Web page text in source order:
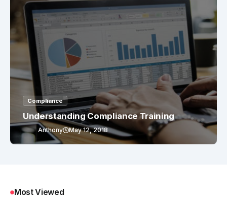
Compliance
Understanding Compliance Training
Anthony May 12, 2018
Most Viewed